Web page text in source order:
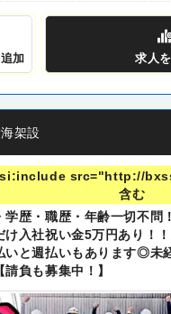
加 求人
架設
src="http://
含む
学歴・職歴・年齢一切不問
け入社祝い金5万円あり！
いと週払いもあります◎未
負も募集中！】